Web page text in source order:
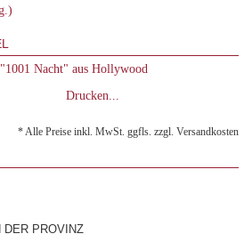
Nacht" aus Hollywood
Drucken...
* Alle Preise inkl. MwSt. ggfls. zzgl. Versandkosten
DER PROVINZ